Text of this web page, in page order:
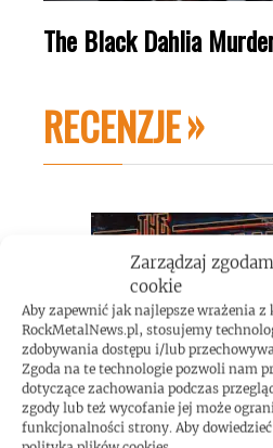
Zarządzaj
cookie
Aby zapewnić jak najlepsze wrażenia z
RockMetalNews.pl, stosujemy
zdobywania dostępu i/lub
Zgoda na te technologie pozwoli nam
dotyczące zachowania podczas
zgody lub też wycofanie jej może
funkcjonalności strony. Aby
The Black Dahlia
RECENZJE